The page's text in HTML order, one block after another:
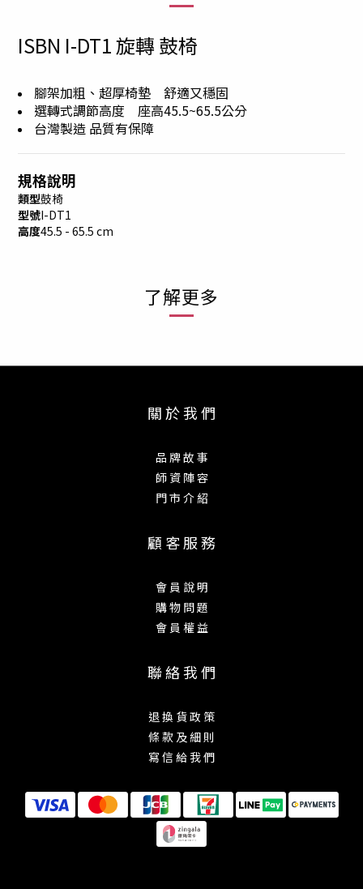
ISBN I-DT1 旋轉 鼓椅
腳架加粗、超厚椅墊 舒適又穩固
選轉式調節高度 座高45.5~65.5公分
台灣製造 品質有保障
規格說明
類型鼓椅
型號I-DT1
高度45.5 - 65.5 cm
了解更多
關 於 我 們
品 牌 故 事
師 資 陣 容
門 市 介 紹
顧 客 服 務
會 員 說 明
購 物 問 題
會 員 權 益
聯 絡 我 們
退 換 貨 政 策
條 款 及 細 則
寫 信 給 我 們